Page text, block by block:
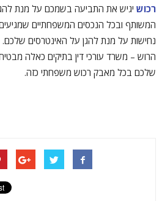
רכוש יגיש את התביעה בשמכם על מנת
המשותף ובכל הנכסים המשפחתיים שמגיעים
נחישות על מנת להגן על האינטרסים שלכם.
הרוש – משרד עורכי דין בתיקים כאלה
שלכם בכל מאבק רכוש משפחתי כזה.